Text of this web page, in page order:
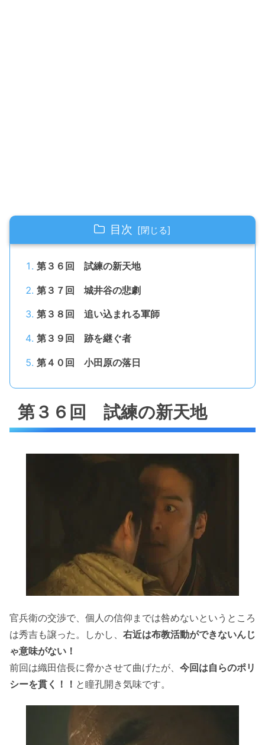
目次
第３６回 試練の新天地
第３７回 城井谷の悲劇
第３８回 追い込まれる軍師
第３９回 跡を継ぐ者
第４０回 小田原の落日
第３６回 試練の新天地
官兵衛の交渉で、個人の信仰までは咎めないというところ
は秀吉も譲った。しかし、 右近は布教活動ができないんじ
ゃ意味がない！
前回は織田信長に脅かさせて曲げたが、 今回は自らのポリ
シーを貫く！！ と瞳孔開き気味です。